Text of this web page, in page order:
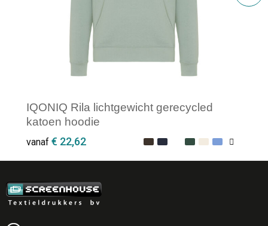
IQONIQ Rila lichtgewicht gerecycled
katoen hoodie
vanaf € 22,62
Minimale afname: 1